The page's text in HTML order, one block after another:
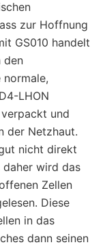
zur Hoffnung
GS010 handelt
den
normale,
LHON
und
der Netzhaut.
nicht direkt
wird das
Zellen
Diese
in das
dann seinen